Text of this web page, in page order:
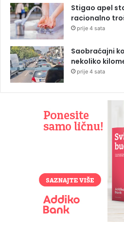
Stigao apel
racionalno
prije 4 sata
Saobraćajni
nekoliko
prije 4 sata